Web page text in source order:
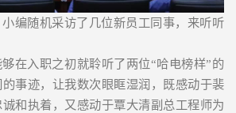
编随机采访了几位新员工同事，来听听
在入职之初就聆听了两位“哈电榜样”的
事迹，让我数次眼眶湿润，既感动于裴
和执着，又感动于覃大清副总工程师为